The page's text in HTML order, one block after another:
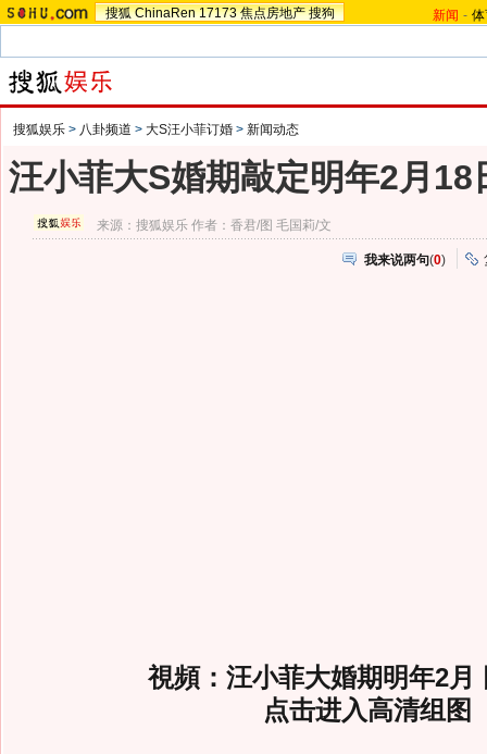
搜狐 ChinaRen 17173 焦点房地产 搜狗 新闻 -
搜狐娱乐 > 八卦频道 > 大S汪小菲订婚 > 新闻动态
汪小菲大S婚期敲定明年2月18
来源：搜狐娱乐 作者：香君/图 毛国莉/文
我来说两句(0)
視頻：汪小菲大婚期明年2月
点击进入高清组图